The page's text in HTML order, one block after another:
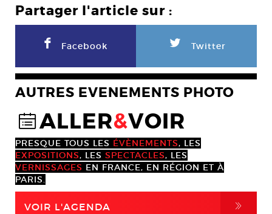
Partager l'article sur :
F Facebook L Twitter
AUTRES EVENEMENTS PHOTO
@ALLER&VOIR
PRESQUE TOUS LES ÉVÈNEMENTS, LES
EXPOSITIONS, LES SPECTACLES, LES
VERNISSAGES EN FRANCE, EN RÉGION ET À
PARIS.
VOIR L'AGENDA ,